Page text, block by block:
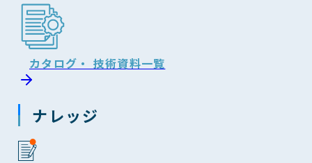
カタログ・ 技術資料一覧
ナレッジ